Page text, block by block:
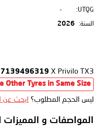
UTQG:
-
السنة:
2026
X Privilo TX3
Other Tyres in Same Size
ليس الحجم المطلوب؟ ابحث عن